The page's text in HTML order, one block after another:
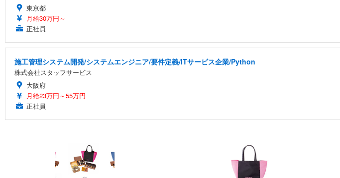
東京都
月給30万円～
正社員
施工管理システム開発/システムエンジニア/要件定義/ITサービス企業/Python
株式会社スタッフサービス
大阪府
月給23万円～55万円
正社員